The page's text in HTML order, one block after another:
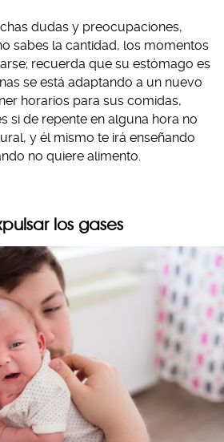
dudas y preocupaciones,
sabes la cantidad, los momentos
recuerda que su estómago es
se está adaptando a un nuevo
horarios para sus comidas,
si de repente en alguna hora no
y él mismo te irá enseñando
no quiere alimento.
los gases